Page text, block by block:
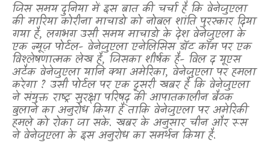
जिस समय दुनिया में इस बात की चर्चा है कि वेनेजुएला
की मारिया कोरीना माचाडो को नोबल शांति पुरस्कार दिया
गया है, लगभग उसी समय माचाडो के देश वेनेजुएला के
एक न्यूज़ पोर्टल- वेनेजुएला एनेलिसिस डॉट कॉम पर एक
विश्लेषणात्मक लेख है, जिसका शीर्षक है- विल द यूएस
अटैक वेनेजुएला यानि क्या अमेरिका, वेनेजुएला पर हमला
करेगा ? उसी पोर्टल पर एक दूसरी खबर है कि वेनेजुएला
ने संयुक्त राष्ट्र सुरक्षा परिषद् की आपातकालीन बैठक
बुलाने का अनुरोध किया है ताकि वेनेजुएला पर अमेरिकी
हमले को रोका जा सके. खबर के अनुसार चीन और रूस
ने वेनेजुएला के इस अनुरोध का समर्थन किया है.